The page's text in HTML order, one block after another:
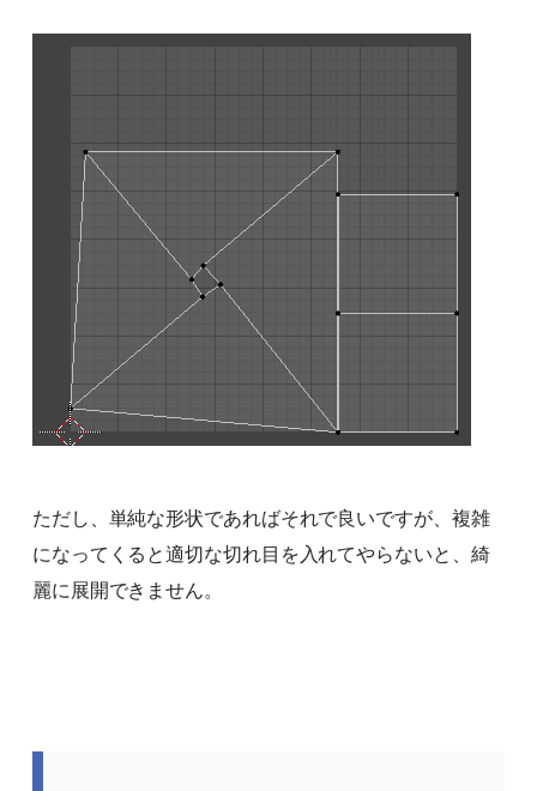
ただし、単純な形状であればそれで良いですが、複雑
になってくると適切な切れ目を入れてやらないと、綺
麗に展開できません。